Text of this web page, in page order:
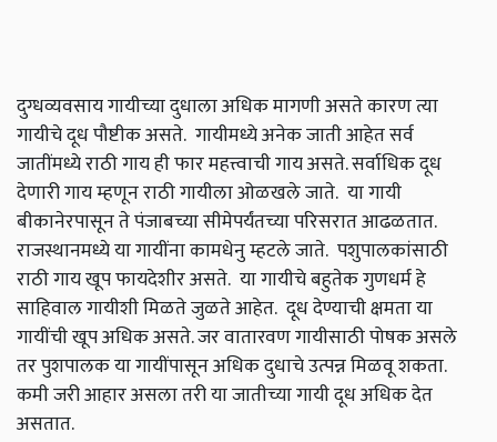
दुग्धव्यवसाय गायीच्या दुधाला अधिक मागणी असते कारण त्या
गायीचे दूध पौष्टीक असते. गायीमध्ये अनेक जाती आहेत सर्व
जातींमध्ये राठी गाय ही फार महत्त्वाची गाय असते. सर्वाधिक दूध
देणारी गाय म्हणून राठी गायीला ओळखले जाते. या गायी
बीकानेरपासून ते पंजाबच्या सीमेपर्यंतच्या परिसरात आढळतात.
राजस्थानमध्ये या गायींना कामधेनु म्हटले जाते. पशुपालकांसाठी
राठी गाय खूप फायदेशीर असते. या गायीचे बहुतेक गुणधर्म हे
साहिवाल गायीशी मिळते जुळते आहेत. दूध देण्याची क्षमता या
गायींची खूप अधिक असते. जर वातारवण गायीसाठी पोषक असले
तर पुशपालक या गायींपासून अधिक दुधाचे उत्पन्न मिळवू शकता.
कमी जरी आहार असला तरी या जातीच्या गायी दूध अधिक देत
असतात.